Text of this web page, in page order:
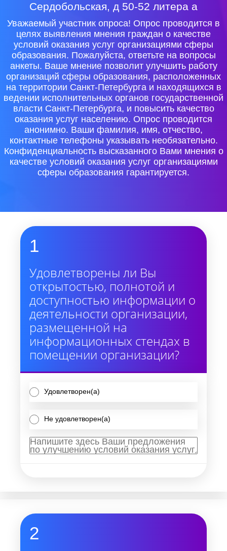
Сердобольская, д 50-52 литера а
Уважаемый участник опроса! Опрос проводится в
целях выявления мнения граждан о качестве
условий оказания услуг организациями сферы
образования. Пожалуйста, ответьте на вопросы
анкеты. Ваше мнение позволит улучшить работу
организаций сферы образования, расположенных
на территории Санкт-Петербурга и находящихся в
ведении исполнительных органов государственной
власти Санкт-Петербурга, и повысить качество
оказания услуг населению. Опрос проводится
анонимно. Ваши фамилия, имя, отчество,
контактные телефоны указывать необязательно.
Конфиденциальность высказанного Вами мнения о
качестве условий оказания услуг организациями
сферы образования гарантируется.
1
Удовлетворены ли Вы
открытостью, полнотой и
доступностью информации о
деятельности организации,
размещенной на
информационных стендах в
помещении организации?
Удовлетворен(а)
Не удовлетворен(а)
2